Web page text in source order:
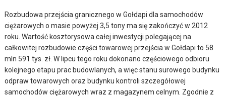
Rozbudowa przejścia granicznego w Gołdapi dla samochodów
ciężarowych o masie powyżej 3,5 tony ma się zakończyć w 2012
roku. Wartość kosztorysowa całej inwestycji polegającej na
całkowitej rozbudowie części towarowej przejścia w Gołdapi to 58
mln 591 tys. zł. W lipcu tego roku dokonano częściowego odbioru
kolejnego etapu prac budowlanych, a więc stanu surowego budynku
odpraw towarowych oraz budynku kontroli szczegółowej
samochodów ciężarowych wraz z magazynem celnym. Zgodnie z